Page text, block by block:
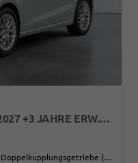
FR 1.0 TSI 116PS/85KW DSG 2027 +3 JAHRE ERW. GARANTIE+18" ALU PERFORMANCE+KESSY+FULL LED+SAFE&DRIVING XL+ANHÄNGER VORBEREITUNG+10,25" DIGITAL COCKPIT